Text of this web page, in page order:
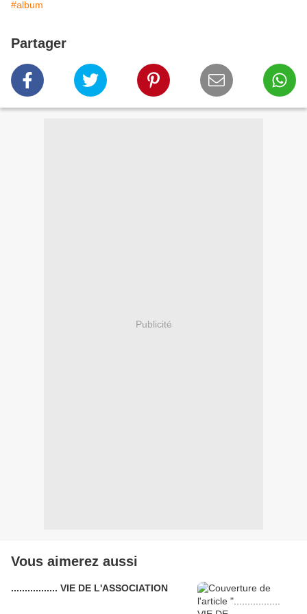
#album
Partager
Publicité
Vous aimerez aussi
................. VIE DE L'ASSOCIATION